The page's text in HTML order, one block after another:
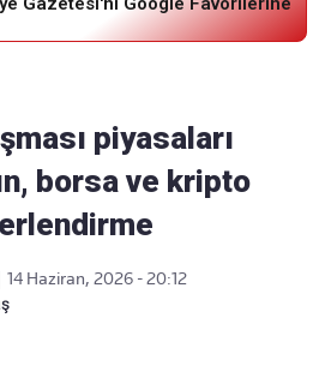
piyasaları
borsa ve kripto
14 Haziran, 2026 - 20:12